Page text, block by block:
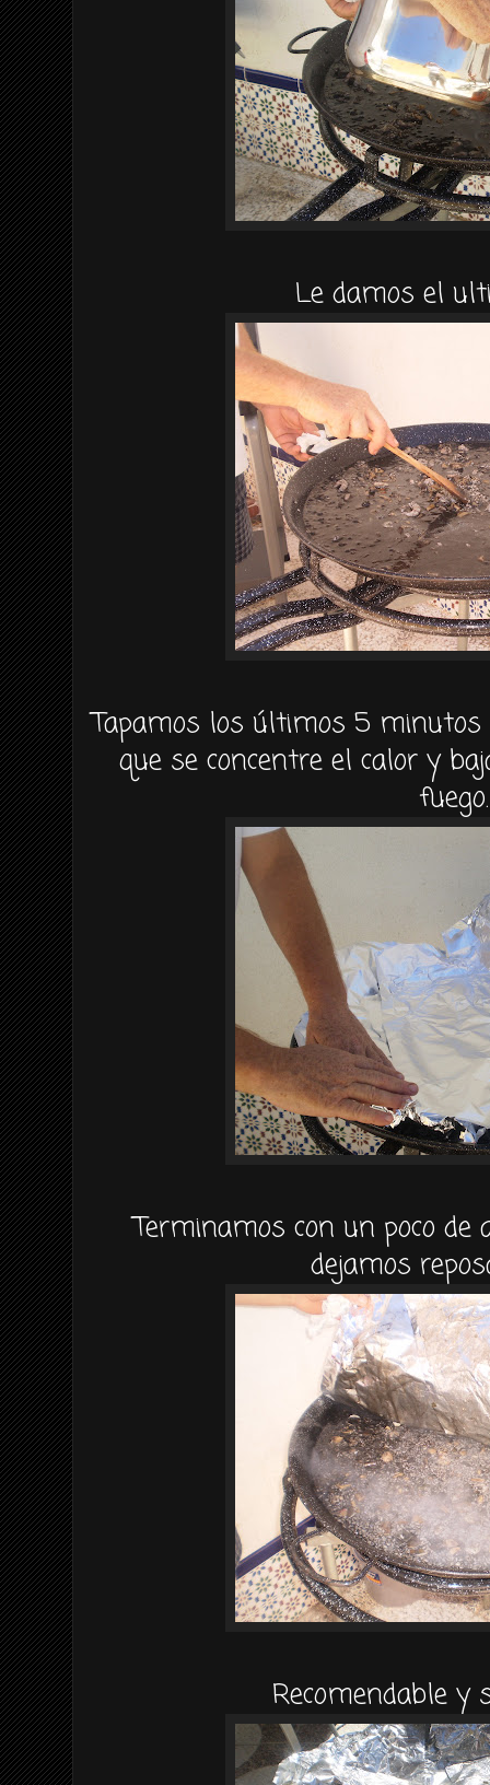
Le damos el
Tapamos los últimos 5
que se concentre el calor y
fuego.
Terminamos con un poco de
dejamos
Recomendable y